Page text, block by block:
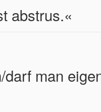
abstrus.«
man